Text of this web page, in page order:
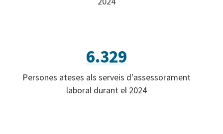
6.329
Persones ateses als serveis d'assessorament
laboral durant el 2024